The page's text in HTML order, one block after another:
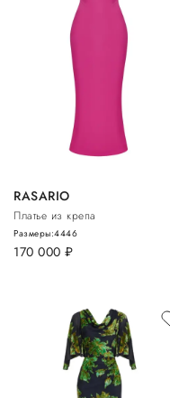
RASARIO
Платье из крепа
170 000 руб.
Размеры:4446